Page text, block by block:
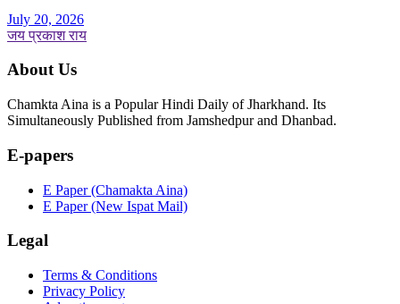
July 20, 2026
जय प्रकाश राय
About Us
Chamkta Aina is a Popular Hindi Daily of Jharkhand. Its
Simultaneously Published from Jamshedpur and Dhanbad.
E-papers
E Paper (Chamakta Aina)
E Paper (New Ispat Mail)
Legal
Terms & Conditions
Privacy Policy